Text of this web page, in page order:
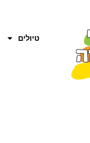
טיולים